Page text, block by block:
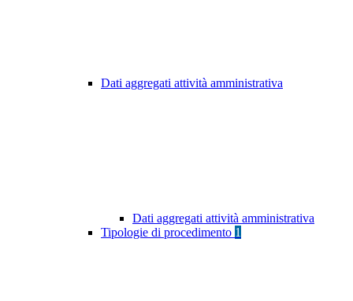
Dati aggregati attività amministrativa
Dati aggregati attività amministrativa
Tipologie di procedimento 1